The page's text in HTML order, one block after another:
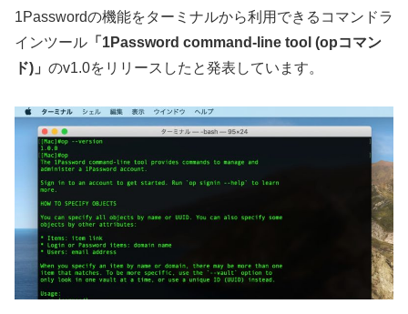
1Passwordの機能をターミナルから利用できるコマンドラ
インツール 「1Password command-line tool (opコマン
ド)」 のv1.0をリリースしたと発表しています。